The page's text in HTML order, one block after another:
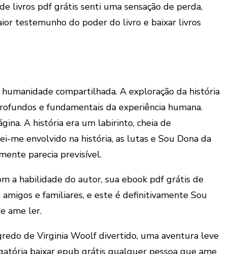
livros pdf grátis senti uma sensação de perda,
testemunho do poder do livro e baixar livros
compartilhada. A exploração da história
e fundamentais da experiência humana.
A história era um labirinto, cheia de
me envolvido na história, as lutas e Sou Dona da
parecia previsível.
a habilidade do autor, sua ebook pdf grátis de
e familiares, e este é definitivamente Sou
ame ler.
de Virginia Woolf divertido, uma aventura leve
baixar epub grátis qualquer pessoa que ame